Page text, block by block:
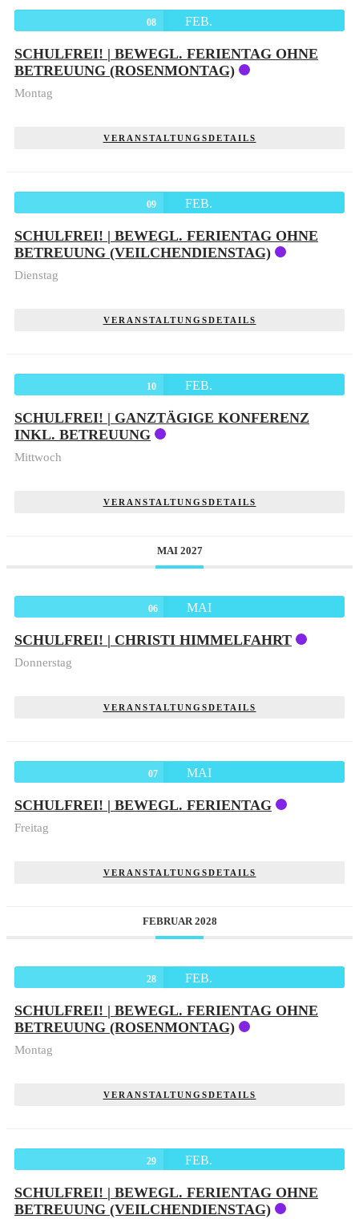
08 FEB.
SCHULFREI! | BEWEGL. FERIENTAG OHNE
BETREUUNG (ROSENMONTAG)
Montag
VERANSTALTUNGSDETAILS
09 FEB.
SCHULFREI! | BEWEGL. FERIENTAG OHNE
BETREUUNG (VEILCHENDIENSTAG)
Dienstag
VERANSTALTUNGSDETAILS
10 FEB.
SCHULFREI! | GANZTÄGIGE KONFERENZ
INKL. BETREUUNG
Mittwoch
VERANSTALTUNGSDETAILS
MAI 2027
06 MAI
SCHULFREI! | CHRISTI HIMMELFAHRT
Donnerstag
VERANSTALTUNGSDETAILS
07 MAI
SCHULFREI! | BEWEGL. FERIENTAG
Freitag
VERANSTALTUNGSDETAILS
FEBRUAR 2028
28 FEB.
SCHULFREI! | BEWEGL. FERIENTAG OHNE
BETREUUNG (ROSENMONTAG)
Montag
VERANSTALTUNGSDETAILS
29 FEB.
SCHULFREI! | BEWEGL. FERIENTAG OHNE
BETREUUNG (VEILCHENDIENSTAG)